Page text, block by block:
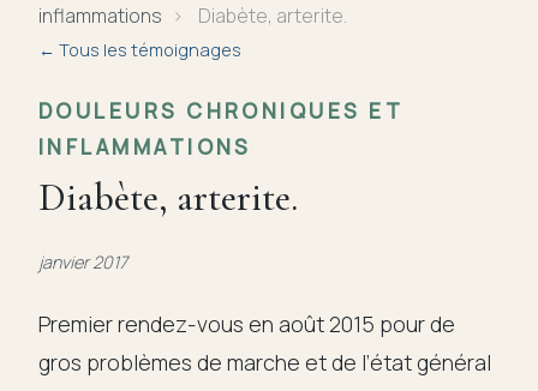
Le praticien
Articles
inflammations › Diabète, arterite.
← Tous les témoignages
DOULEURS CHRONIQUES ET
INFLAMMATIONS
Diabète, arterite.
janvier 2017
Premier rendez-vous en août 2015 pour de
gros problèmes de marche et de l’état général